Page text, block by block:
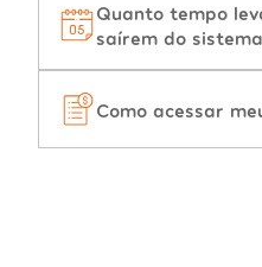
Quanto tempo
saírem do sistema
Como acessar